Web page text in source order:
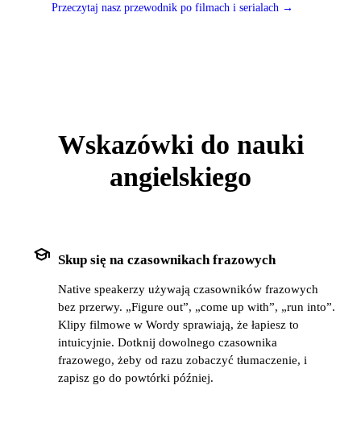
Przeczytaj nasz przewodnik po filmach i serialach →
Wskazówki do nauki
angielskiego
school Skup się na czasownikach frazowych
Native speakerzy używają czasowników frazowych
bez przerwy. „Figure out”, „come up with”, „run into”.
Klipy filmowe w Wordy sprawiają, że łapiesz to
intuicyjnie. Dotknij dowolnego czasownika
frazowego, żeby od razu zobaczyć tłumaczenie, i
zapisz go do powtórki później.